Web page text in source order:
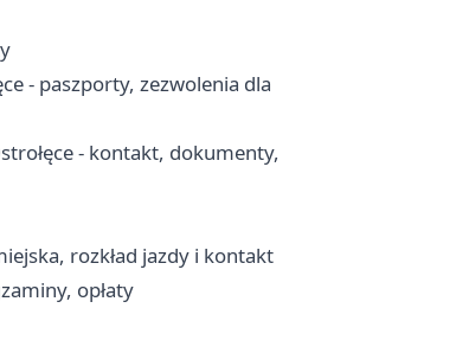
- paszporty, zezwolenia dla
- kontakt, dokumenty,
rozkład jazdy i kontakt
opłaty